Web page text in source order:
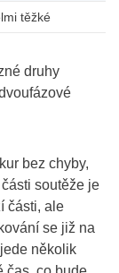
těžké
druhy
bez chyby,
soutěže je
části, ale
se již na
několik